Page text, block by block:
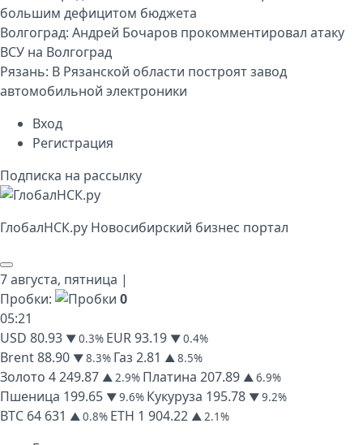
большим дефицитом бюджета
Волгоград: Андрей Бочаров прокомментировал атаку
ВСУ на Волгоград
Рязань: В Рязанской области построят завод
автомобильной электроники
Вход
Регистрация
Подписка на рассылку
ГлобалНСК.py Новосибирский бизнес портал
7 августа, пятница |
Пробки:
0
05:21
USD 80.93 ▼ 0.3% EUR93.19 ▼ 0.4%
Brent88.90 ▼ 8.3% Газ 2.81 ▲ 8.5%
Золото 4 249.87 ▲ 2.9% Платина 207.89 ▲ 6.9%
Пшеница 199.65 ▼ 9.6% Кукуруза 195.78 ▼ 9.2%
BTC 64 631 ▲ 0.8% ETH 1 904.22 ▲ 2.1%